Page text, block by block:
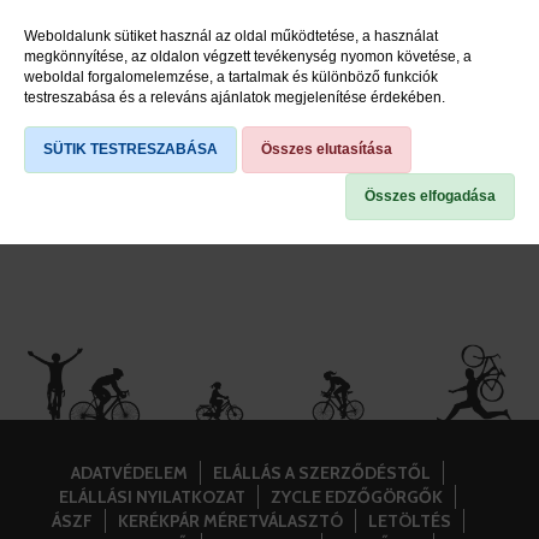
Weboldalunk sütiket használ az oldal működtetése, a használat
megkönnyítése, az oldalon végzett tevékenység nyomon követése, a
weboldal forgalomelemzése, a tartalmak és különböző funkciók
testreszabása és a releváns ajánlatok megjelenítése érdekében.
SÜTIK TESTRESZABÁSA Összes elutasítása
Összes elfogadása
Hajtókarok
Lánctányérok
Hajtóművédők
ADATVÉDELEM
ELÁLLÁS A SZERZŐDÉSTŐL
ELÁLLÁSI NYILATKOZAT
ZYCLE EDZŐGÖRGŐK
ÁSZF
KERÉKPÁR MÉRETVÁLASZTÓ
LETÖLTÉS